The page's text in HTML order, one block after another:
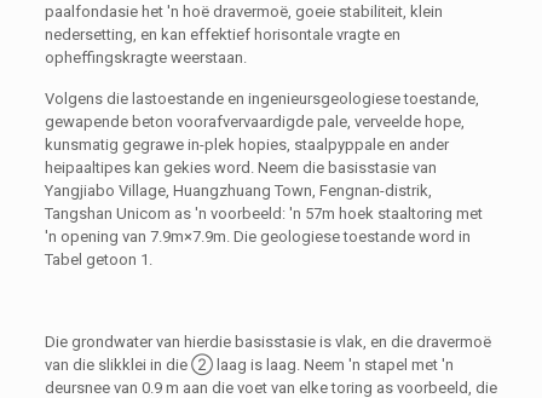
paalfondasie het 'n hoë dravermoë, goeie stabiliteit, klein
nedersetting, en kan effektief horisontale vragte en
opheffingskragte weerstaan.
Volgens die lastoestande en ingenieursgeologiese toestande,
gewapende beton voorafvervaardigde pale, verveelde hope,
kunsmatig gegrawe in-plek hopies, staalpyppale en ander
heipaaltipes kan gekies word. Neem die basisstasie van
Yangjiabo Village, Huangzhuang Town, Fengnan-distrik,
Tangshan Unicom as 'n voorbeeld: 'n 57m hoek staaltoring met
'n opening van 7.9m×7.9m. Die geologiese toestande word in
Tabel getoon 1.
Die grondwater van hierdie basisstasie is vlak, en die dravermoë
van die slikklei in die ② laag is laag. Neem 'n stapel met 'n
deursnee van 0.9 m aan die voet van elke toring as voorbeeld, die